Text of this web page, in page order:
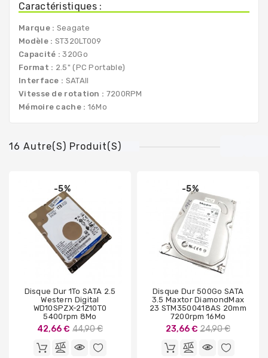
Caractéristiques :
Marque : Seagate
Modèle : ST320LT009
Capacité : 320Go
Format : 2.5" (PC Portable)
Interface : SATAII
Vitesse de rotation : 7200RPM
Mémoire cache : 16Mo
16 Autre(s) Produit(s)
-5%
Disque Dur 1To SATA 2.5
Western Digital
WD10SPZX-21Z10T0
5400rpm 8Mo
42,66 € Prix
base
44,90 €
-5%
Disque Dur 500Go SATA
3.5 Maxtor DiamondMax
23 STM3500418AS 20mm
7200rpm 16Mo
23,66 € Prix
base
24,90 €